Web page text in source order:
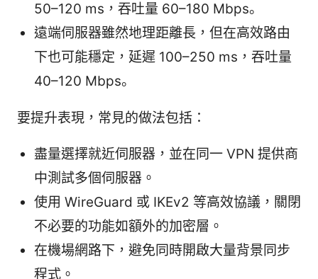
50–120 ms，吞吐量 60–180 Mbps。
遠端伺服器雖然地理距離長，但在高效路由
下也可能穩定，延遲 100–250 ms，吞吐量
40–120 Mbps。
要提升表現，常見的做法包括：
盡量選擇就近伺服器，並在同一 VPN 提供商
中測試多個伺服器。
使用 WireGuard 或 IKEv2 等高效協議，關閉
不必要的功能如額外的加密層。
在機場網路下，避免同時開啟大量背景同步
程式。